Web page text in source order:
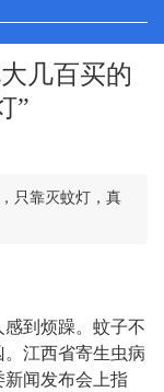
几百买的
”
只靠灭蚊灯，真
到烦躁。蚊子不
江西省寄生虫病
闻发布会上指